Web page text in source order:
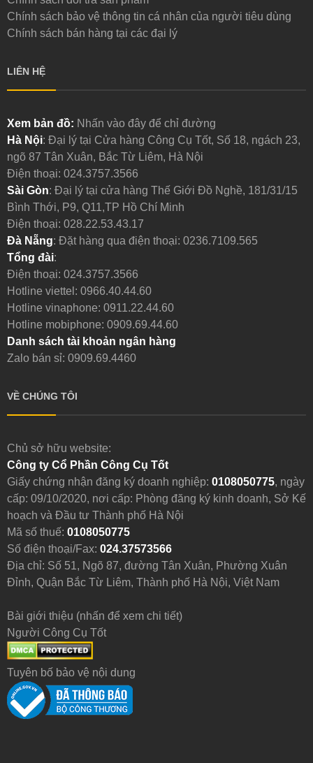
Chính sách bảo vệ thông tin cá nhân của người tiêu dùng
Chính sách bán hàng tại các đại lý
LIÊN HỆ
Xem bản đồ: Nhấn vào đây để chỉ đường
Hà Nội: Đại lý tại Cửa hàng Công Cụ Tốt, Số 18, ngách 23,
ngõ 87 Tân Xuân, Bắc Từ Liêm, Hà Nội
Điện thoại: 024.3757.3566
Sài Gòn: Đại lý tại cửa hàng Thế Giới Đồ Nghề, 181/31/15
Bình Thới, P9, Q11,TP Hồ Chí Minh
Điện thoại: 028.22.53.43.17
Đà Nẵng: Đặt hàng qua điện thoại: 0236.7109.565
Tổng đài:
Điện thoại: 024.3757.3566
Hotline viettel: 0966.40.44.60
Hotline vinaphone: 0911.22.44.60
Hotline mobiphone: 0909.69.44.60
Danh sách tài khoản ngân hàng
Zalo bán sỉ: 0909.69.4460
VỀ CHÚNG TÔI
Chủ sở hữu website:
Công ty Cổ Phần Công Cụ Tốt
Giấy chứng nhận đăng ký doanh nghiệp: 0108050775, ngày
cấp: 09/10/2020, nơi cấp: Phòng đăng ký kinh doanh, Sở Kế
hoạch và Đầu tư Thành phố Hà Nội
Mã số thuế: 0108050775
Số điện thoại/Fax: 024.37573566
Địa chỉ: Số 51, Ngõ 87, đường Tân Xuân, Phường Xuân
Đỉnh, Quận Bắc Từ Liêm, Thành phố Hà Nội, Việt Nam
Bài giới thiệu (nhấn để xem chi tiết)
Người Công Cụ Tốt
Tuyên bố bảo vệ nội dung